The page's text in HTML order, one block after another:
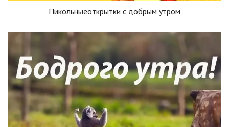
Пикольныеоткрытки с добрым утром